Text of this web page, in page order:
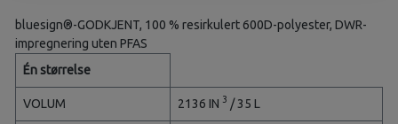
bluesign®-GODKJENT, 100 % resirkulert 600D-polyester, DWR-
impregnering uten PFAS
Én størrelse
VOLUM 2136 IN 3 / 35 L